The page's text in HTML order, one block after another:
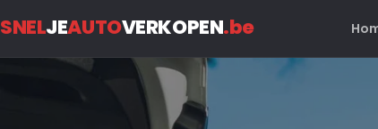
SNELJEAUTOVERKOPEN.be